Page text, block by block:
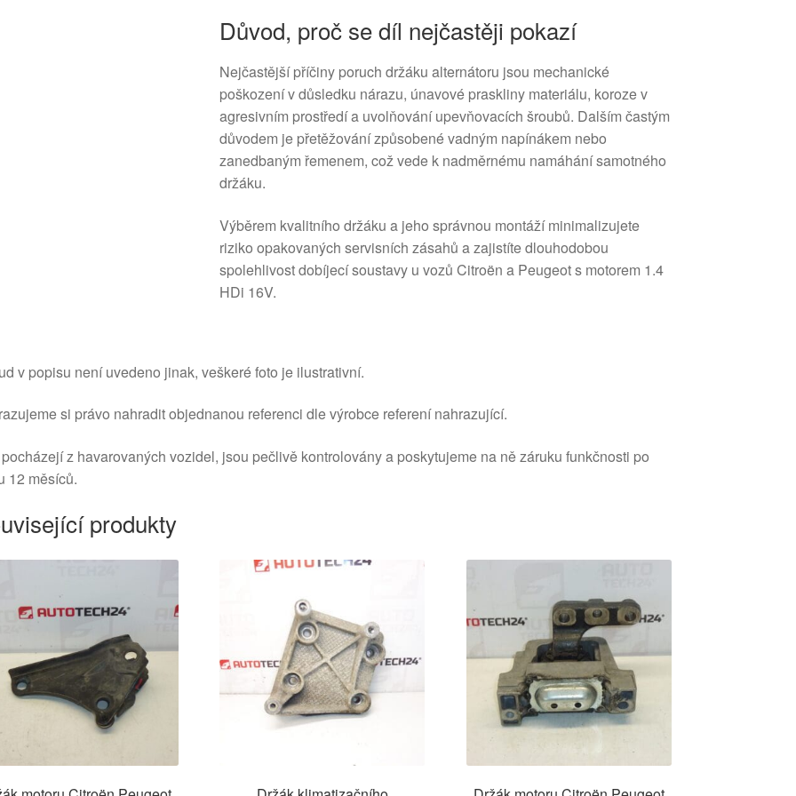
Důvod, proč se díl nejčastěji pokazí
Nejčastější příčiny poruch držáku alternátoru jsou mechanické
poškození v důsledku nárazu, únavové praskliny materiálu, koroze v
agresivním prostředí a uvolňování upevňovacích šroubů. Dalším častým
důvodem je přetěžování způsobené vadným napínákem nebo
zanedbaným řemenem, což vede k nadměrnému namáhání samotného
držáku.
Výběrem kvalitního držáku a jeho správnou montáží minimalizujete
riziko opakovaných servisních zásahů a zajistíte dlouhodobou
spolehlivost dobíjecí soustavy u vozů Citroën a Peugeot s motorem 1.4
HDi 16V.
v popisu není uvedeno jinak, veškeré foto je ilustrativní.
si právo nahradit objednanou referenci dle výrobce referení nahrazující.
z havarovaných vozidel, jsou pečlivě kontrolovány a poskytujeme na ně záruku funkčnosti po
12 měsíců.
produkty